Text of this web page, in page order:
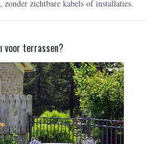
zonder zichtbare kabels of installaties.
voor terrassen?